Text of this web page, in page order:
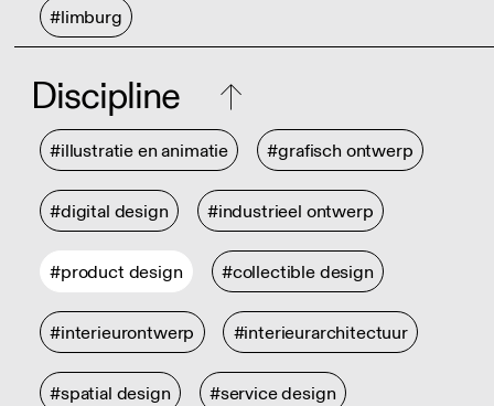
#limburg
Discipline
#illustratie en animatie #grafisch ontwerp
#digital design #industrieel ontwerp
#product design #collectible design
#interieurontwerp #interieurarchitectuur
#spatial design #service design